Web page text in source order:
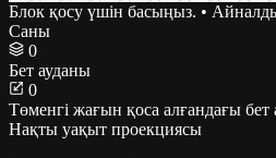
Блок қосу үшін басыңыз. •
Саны
0
Бет ауданы
0
Төменгі жағын қоса алғандағы бет
Нақты уақыт проекциясы